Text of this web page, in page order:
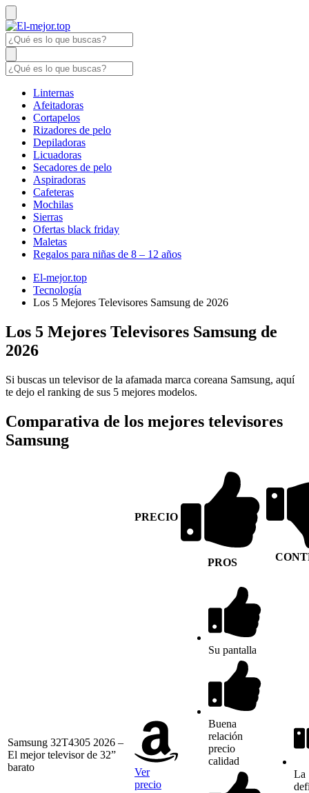
Linternas
Afeitadoras
Cortapelos
Rizadores de pelo
Depiladoras
Licuadoras
Secadores de pelo
Aspiradoras
Cafeteras
Mochilas
Sierras
Ofertas black friday
Maletas
Regalos para niñas de 8 – 12 años
El-mejor.top
Tecnología
Los 5 Mejores Televisores Samsung de 2026
Los 5 Mejores Televisores Samsung de
2026
Si buscas un televisor de la afamada marca coreana Samsung, aquí
te dejo el ranking de sus 5 mejores modelos.
Comparativa de los mejores televisores
Samsung
PRECIO
PROS
Samsung 32T4305 2026 –
El mejor televisor de 32”
barato
Ver
precio
Su pantalla
Buena
relación
precio
calidad
La